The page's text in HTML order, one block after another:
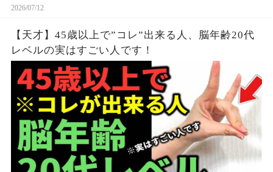
2026/07/12
【天才】45歳以上で”コレ”出来る人、脳年齢20代
レベルの実はすごい人です！